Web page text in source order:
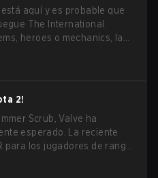
está aquí y es probable que
The International.
heroes o mechanics, la
2!
Scrub, Valve ha
esperado. La reciente
para los jugadores de rango